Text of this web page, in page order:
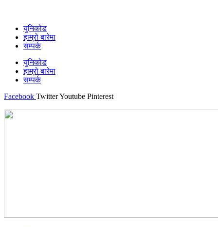
युनिकोड
हाम्रो बारेमा
सम्पर्क
युनिकोड
हाम्रो बारेमा
सम्पर्क
Facebook TwitterYoutube Pinterest